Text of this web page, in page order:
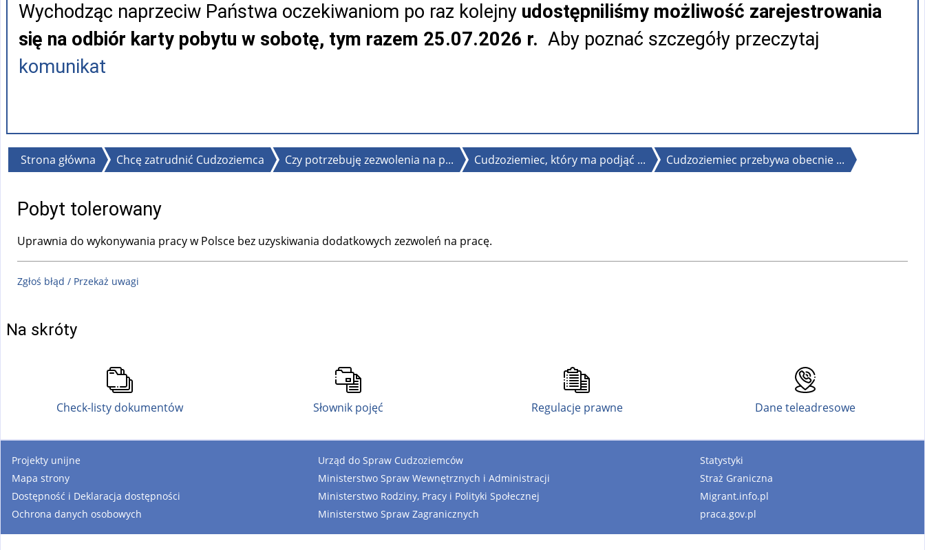
Wychodząc naprzeciw Państwa oczekiwaniom po raz kolejny udostępniliśmy możliwość zarejestrowania
się na odbiór karty pobytu w sobotę, tym razem 25.07.2026 r. Aby poznać szczegóły przeczytaj
komunikat
Jesteś
Strona główna Chcę zatrudnić Cudzoziemca Czy potrzebuję zezwolenia na p... Cudzoziemiec, który ma podjąć ... Cudzoziemiec przebywa obecnie ...
Pobyt tolerowany
Uprawnia do wykonywania pracy w Polsce bez uzyskiwania dodatkowych zezwoleń na pracę.
Zgłoś błąd / Przekaż uwagi
Na skróty
Check-listy dokumentów Słownik pojęć Regulacje prawne Dane teleadresowe
Projekty unijne
Mapa strony
Dostępność i Deklaracja dostępności
Ochrona danych osobowych
Urząd do Spraw Cudzoziemców
Ministerstwo Spraw Wewnętrznych i Administracji
Ministerstwo Rodziny, Pracy i Polityki Społecznej
Ministerstwo Spraw Zagranicznych
Statystyki
Straż Graniczna
Migrant.info.pl
praca.gov.pl